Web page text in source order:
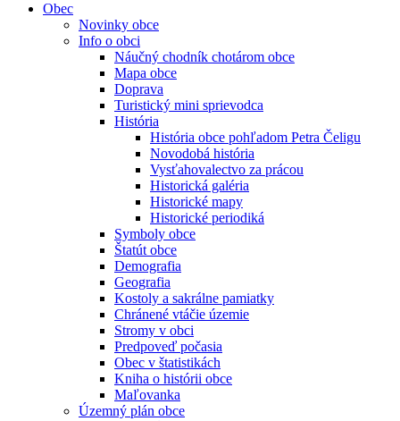
Obec
Novinky obce
Info o obci
Náučný chodník chotárom obce
Mapa obce
Doprava
Turistický mini sprievodca
História
História obce pohľadom Petra Čeligu
Novodobá história
Vysťahovalectvo za prácou
Historická galéria
Historické mapy
Historické periodiká
Symboly obce
Štatút obce
Demografia
Geografia
Kostoly a sakrálne pamiatky
Chránené vtáčie územie
Stromy v obci
Predpoveď počasia
Obec v štatistikách
Kniha o histórii obce
Maľovanka
Územný plán obce